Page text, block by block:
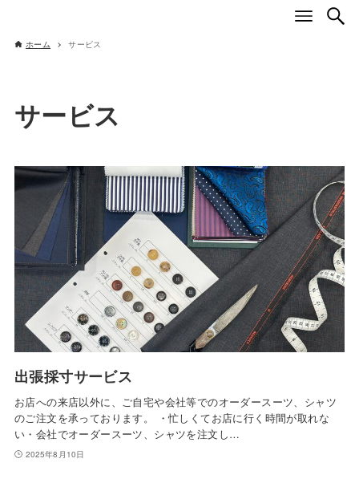
ホーム サービス
サービス
出張採寸サービス
お店への来店以外に、ご自宅や会社等でのオーダースーツ、シャツ
のご注文を承っております。 ・忙しくてお店に行く時間が取れな
い・会社でオーダースーツ、シャツを注文し…
2025年8月10日